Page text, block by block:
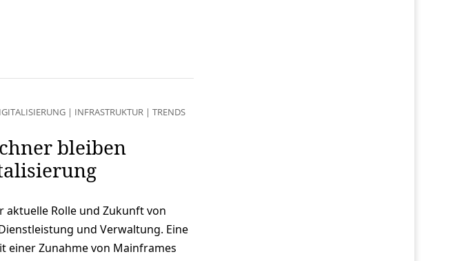
| INFRASTRUKTUR| TRENDS
bleiben
aktuelle Rolle und Zukunft von
und Verwaltung. Eine
einer Zunahme von Mainframes